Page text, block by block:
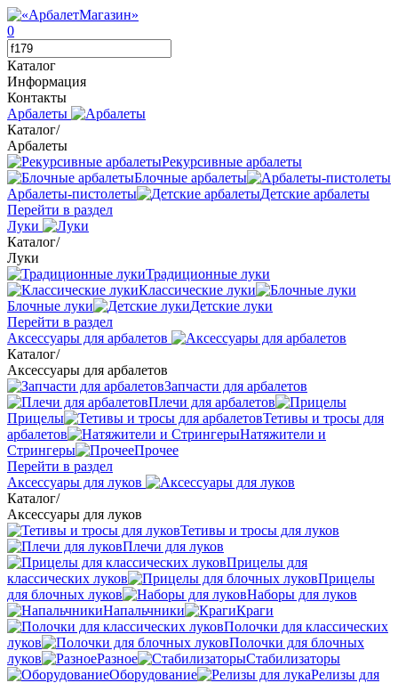
0
Каталог
Информация
Контакты
Арбалеты
Каталог/
Арбалеты
Рекурсивные арбалеты
Блочные арбалеты
Арбалеты-пистолеты
Детские арбалеты
Перейти в раздел
Луки
Каталог/
Луки
Традиционные луки
Классические луки
Блочные луки
Детские луки
Перейти в раздел
Аксессуары для арбалетов
Каталог/
Аксессуары для арбалетов
Запчасти для арбалетов
Плечи для арбалетов
Прицелы
Тетивы и тросы для
арбалетов
Натяжители и
Стрингеры
Прочее
Перейти в раздел
Аксессуары для луков
Каталог/
Аксессуары для луков
Тетивы и тросы для луков
Плечи для луков
Прицелы для
классических луков
Прицелы
для блочных луков
Наборы для луков
Напальчники
Краги
Полочки для классических
луков
Полочки для блочных
луков
Разное
Стабилизаторы
Оборудование
Релизы для